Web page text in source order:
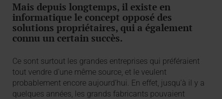
Mais depuis longtemps, il existe en
informatique le concept opposé des
solutions propriétaires, qui a également
connu un certain succès.
Ce sont surtout les grandes entreprises qui préféraient
tout vendre d’une même source, et le veulent
probablement encore aujourd’hui. En effet, jusqu’à il y a
quelques années, les grands fabricants pouvaient